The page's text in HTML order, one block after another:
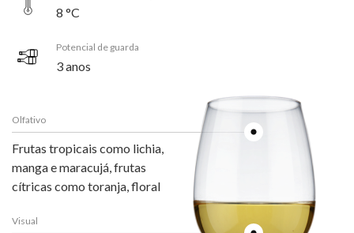
8 °C
Potencial de guarda
3 anos
Olfativo
Frutas tropicais como lichia,
manga e maracujá, frutas
cítricas como toranja, floral
Visual